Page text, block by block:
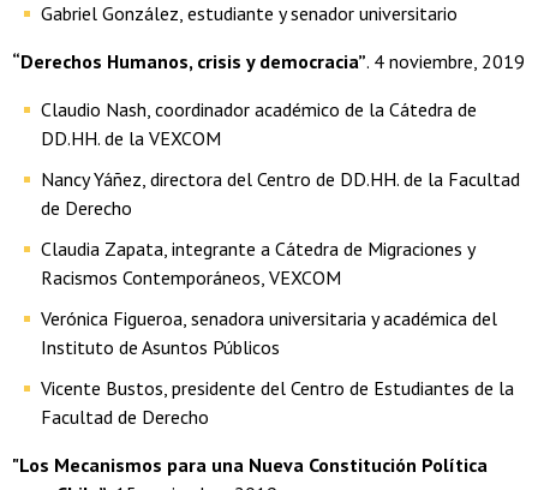
Gabriel González, estudiante y senador universitario
“Derechos Humanos, crisis y democracia”. 4 noviembre, 2019
Claudio Nash, coordinador académico de la Cátedra de
DD.HH. de la VEXCOM
Nancy Yáñez, directora del Centro de DD.HH. de la Facultad
de Derecho
Claudia Zapata, integrante a Cátedra de Migraciones y
Racismos Contemporáneos, VEXCOM
Verónica Figueroa, senadora universitaria y académica del
Instituto de Asuntos Públicos
Vicente Bustos, presidente del Centro de Estudiantes de la
Facultad de Derecho
"Los Mecanismos para una Nueva Constitución Política